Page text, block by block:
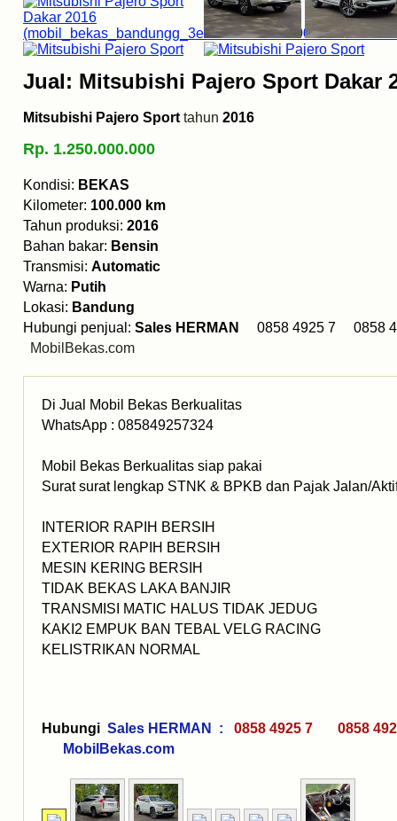
Jual: Mitsubishi Pajero Sport Dakar
Mitsubishi Pajero Sport tahun 2016
Rp. 1.250.000.000
Kondisi: BEKAS
Kilometer: 100.000 km
Tahun produksi: 2016
Bahan bakar: Bensin
Transmisi: Automatic
Warna: Putih
Lokasi: Bandung
Hubungi penjual: Sales HERMAN
0858 4925 7 0858
MobilBekas.com
Di Jual Mobil Bekas Berkualitas
WhatsApp : 085849257324
Mobil Bekas Berkualitas siap pakai
Surat surat lengkap STNK & BPKB dan Pajak Jalan/
INTERIOR RAPIH BERSIH
EXTERIOR RAPIH BERSIH
MESIN KERING BERSIH
TIDAK BEKAS LAKA BANJIR
TRANSMISI MATIC HALUS TIDAK JEDUG
KAKI2 EMPUK BAN TEBAL VELG RACING
KELISTRIKAN NORMAL
Hubungi Sales HERMAN :
0858 4925 7 0858
MobilBekas.com